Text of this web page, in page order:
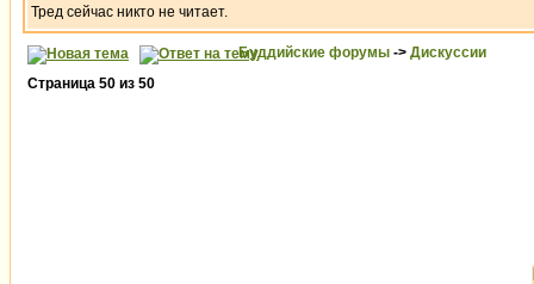
Тред сейчас никто не читает.
Буддийские форумы -> Дискуссии
Страница 50 из 50